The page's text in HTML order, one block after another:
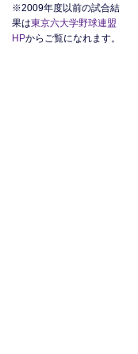
※2009年度以前の試合結
果は東京六大学野球連盟
HPからご覧になれます。